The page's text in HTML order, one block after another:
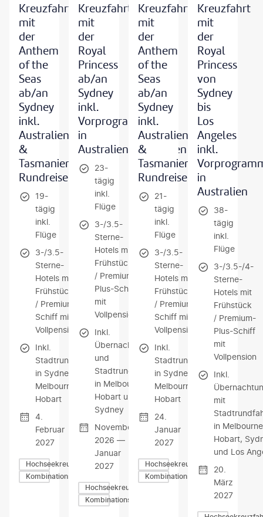
Kreuzfahrt
mit
der
Anthem
of the
Seas
ab/an
Sydney
inkl.
Australien-
&
Tasmanien-
Rundreise
19-
tägig
inkl.
Flüge
3-/3.5-
Sterne-
Hotels mit
Frühstück
/ Premium-
Schiff mit
Vollpension
Inkl.
Stadtrundfahrten
in Sydney,
Melbourne und
Hobart
4.
Februar
2027
Hochseekreuzfahrten
Kombinationsreisen
Kreuzfahrt
mit
der
Royal
Princess
ab/an
Sydney
inkl.
Vorprogramm
in
Australien/Tasmanien
23-
tägig
inkl.
Flüge
3-/3.5-
Sterne-
Hotels mit
Frühstück
/ Premium-
Plus-Schiff
mit
Vollpension
Inkl.
Übernachtungen
und
Stadtrundfahrten
in Melbourne,
Hobart und
Sydney
November
2026 —
Januar
2027
Hochseekreuzfahrten
Kombinationsreisen
Kreuzfahrt
mit
der
Anthem
of the
Seas
ab/an
Sydney
inkl.
Australien-
&
Tasmanien-
Rundreise
21-
tägig
inkl.
Flüge
3-/3.5-
Sterne-
Hotels mit
Frühstück
/ Premium-
Schiff mit
Vollpension
Inkl.
Stadtrundfahrten
in Sydney,
Melbourne und
Hobart
24.
Januar
2027
Hochseekreuzfahrten
Kombinationsreisen
Kreuzfahrt
mit
der
Royal
Princess
von
Sydney
bis
Los
Angeles
inkl.
in
Australien
38-
tägig
inkl.
Flüge
3-/3.5-/4-
Sterne-
Hotels mit
Frühstück
/ Premium-
Plus-Schiff
mit
Vollpension
Inkl.
mit
in
Hobart,
und Los
20.
März
2027